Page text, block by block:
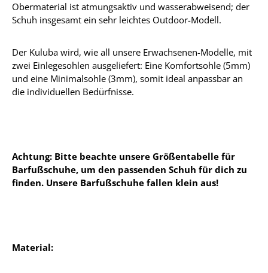
Obermaterial ist atmungsaktiv und wasserabweisend; der
Schuh insgesamt ein sehr leichtes Outdoor-Modell.
Der Kuluba wird, wie all unsere Erwachsenen-Modelle, mit
zwei Einlegesohlen ausgeliefert: Eine Komfortsohle (5mm)
und eine Minimalsohle (3mm), somit ideal anpassbar an
die individuellen Bedürfnisse.
Achtung: Bitte beachte unsere Größentabelle für
Barfußschuhe, um den passenden Schuh für dich zu
finden. Unsere Barfußschuhe fallen klein aus!
Material: